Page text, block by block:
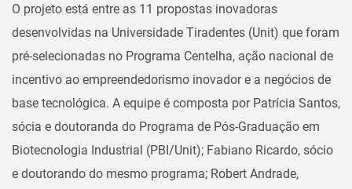
O projeto está entre as 11 propostas inovadoras
desenvolvidas na Universidade Tiradentes (Unit) que foram
pré-selecionadas no Programa Centelha, ação nacional de
incentivo ao empreendedorismo inovador e a negócios de
base tecnológica. A equipe é composta por Patrícia Santos,
sócia e doutoranda do Programa de Pós-Graduação em
Biotecnologia Industrial (PBI/Unit); Fabiano Ricardo, sócio
e doutorando do mesmo programa; Robert Andrade,